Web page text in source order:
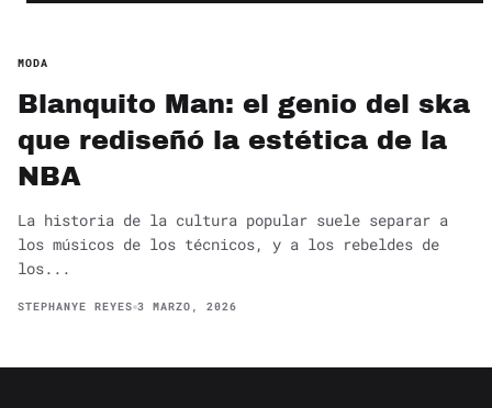
MODA
Blanquito Man: el genio del ska
que rediseñó la estética de la
NBA
La historia de la cultura popular suele separar a
los músicos de los técnicos, y a los rebeldes de
los...
STEPHANYE REYES 3 MARZO, 2026